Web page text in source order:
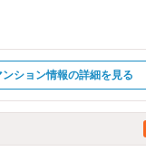
ンション情報の詳細を見る